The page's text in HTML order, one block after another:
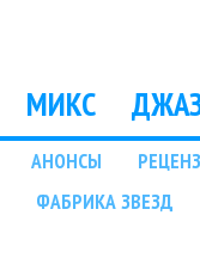
МИКС
АНОНСЫ
ФАБРИКА ЗВЕЗД